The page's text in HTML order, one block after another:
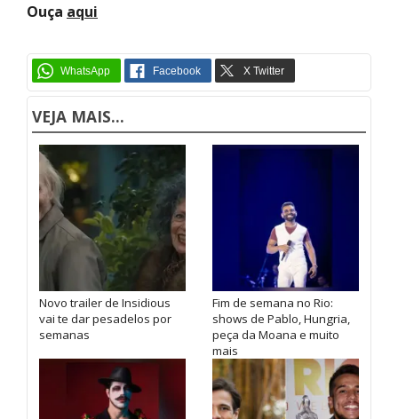
Ouça aqui
VEJA MAIS...
Novo trailer de Insidious
vai te dar pesadelos por
semanas
Fim de semana no Rio:
shows de Pablo, Hungria,
peça da Moana e muito
mais